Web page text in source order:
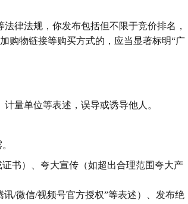
律法规，你发布包括但不限于竞价排名，
购物链接等购买方式的，应当显著标明“广
量单位等表述，误导或诱导他人。
书）、夸大宣传（如超出合理范围夸大产
/微信/视频号官方授权”等表述）、发布绝